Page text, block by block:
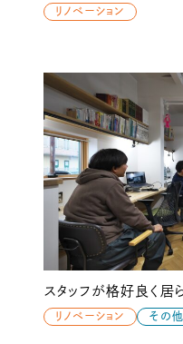
リノベーション
スタッフが格好良く居
リノベーション その他